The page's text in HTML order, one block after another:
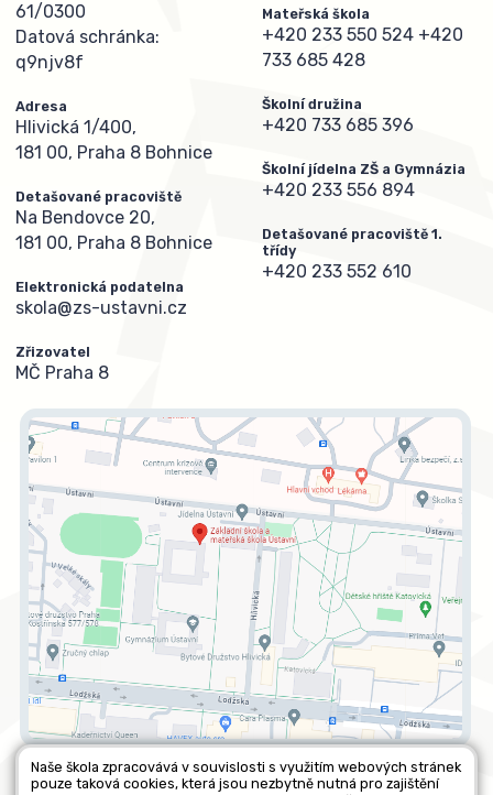
61/0300
Datová schránka:
q9njv8f
Adresa
Hlivická 1/400,
181 00, Praha 8 Bohnice
Detašované pracoviště
Na Bendovce 20,
181 00, Praha 8 Bohnice
Elektronická podatelna
skola@zs-ustavni.cz
Zřizovatel
MČ Praha 8
Mateřská škola
+420 233 550 524 +420
733 685 428
Školní družina
+420 733 685 396
Školní jídelna ZŠ a Gymnázia
+420 233 556 894
Detašované pracoviště 1.
třídy
+420 233 552 610
Naše škola zpracovává v souvislosti s využitím webových stránek
pouze taková cookies, která jsou nezbytně nutná pro zajištění